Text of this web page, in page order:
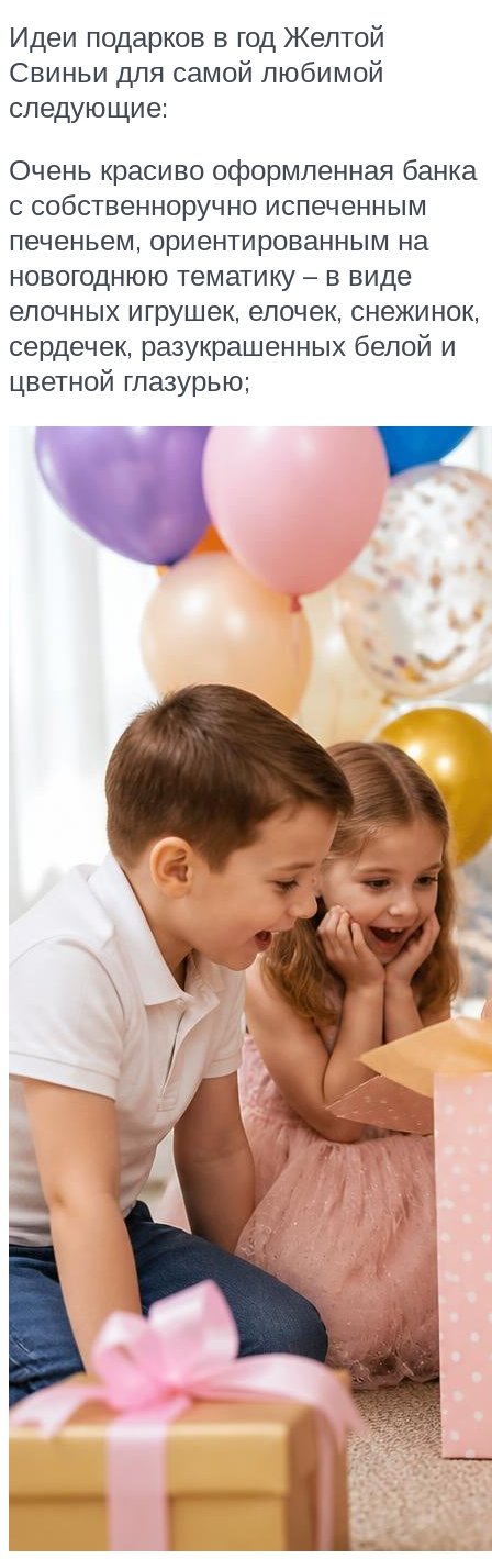
Идеи подарков в год Желтой
Свиньи для самой любимой
следующие:
Очень красиво оформленная банка
с собственноручно испеченным
печеньем, ориентированным на
новогоднюю тематику – в виде
елочных игрушек, елочек, снежинок,
сердечек, разукрашенных белой и
цветной глазурью;